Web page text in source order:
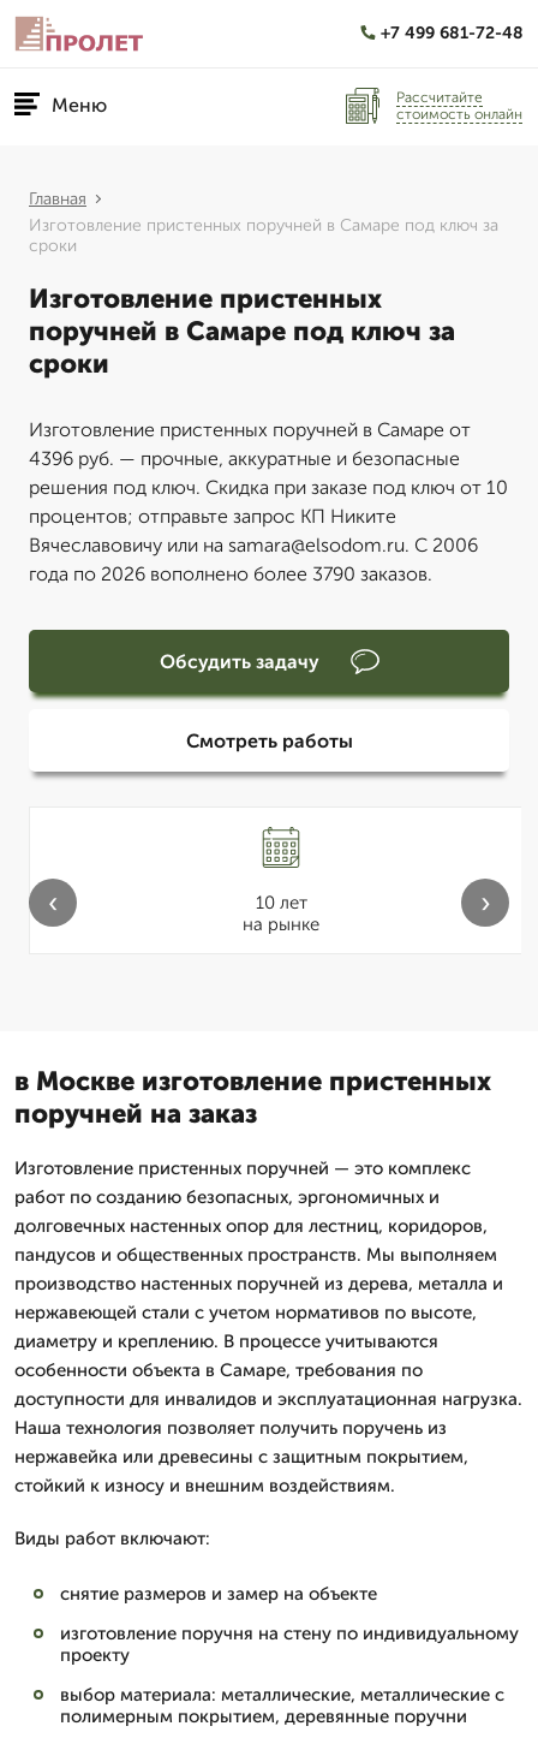
+7 499 681-72-48
Меню
Рассчитайте
стоимость онлайн
Главная
Изготовление пристенных поручней в Самаре под ключ за
сроки
Изготовление пристенных
поручней в Самаре под ключ за
сроки
Изготовление пристенных поручней в Самаре от
4396 руб. — прочные, аккуратные и безопасные
решения под ключ. Скидка при заказе под ключ от 10
процентов; отправьте запрос КП Никите
Вячеславовичу или на samara@elsodom.ru. С 2006
года по 2026 вополнено более 3790 заказов.
Обсудить задачу
Смотреть работы
10 лет
на рынке
‹ ›
в Москве изготовление пристенных
поручней на заказ
Изготовление пристенных поручней — это комплекс
работ по созданию безопасных, эргономичных и
долговечных настенных опор для лестниц, коридоров,
пандусов и общественных пространств. Мы выполняем
производство настенных поручней из дерева, металла и
нержавеющей стали с учетом нормативов по высоте,
диаметру и креплению. В процессе учитываются
особенности объекта в Самаре, требования по
доступности для инвалидов и эксплуатационная нагрузка.
Наша технология позволяет получить поручень из
нержавейка или древесины с защитным покрытием,
стойкий к износу и внешним воздействиям.
Виды работ включают:
снятие размеров и замер на объекте
изготовление поручня на стену по индивидуальному
проекту
выбор материала: металлические, металлические с
полимерным покрытием, деревянные поручни